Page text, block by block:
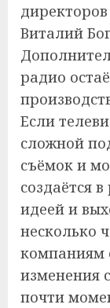
Виталий
радио
Если
сложной
съёмок и
создаётся
идеей и
несколько
компаниям
изменения
почти